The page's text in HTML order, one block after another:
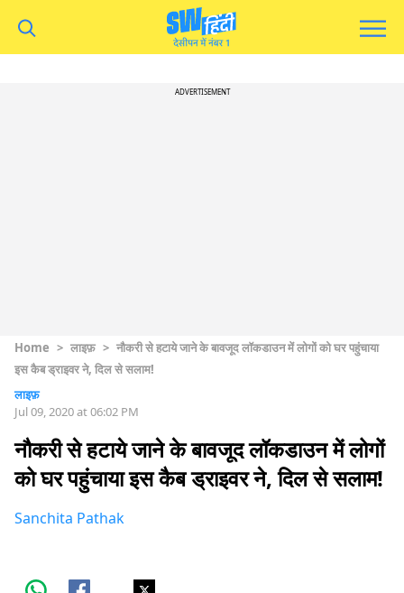
ADVERTISEMENT
Home > लाइफ़ > नौकरी से हटाये जाने के बावजूद लॉकडाउन में लोगों को घर पहुंचाया
इस कैब ड्राइवर ने, दिल से सलाम!
लाइफ़
Jul 09, 2020 at 06:02 PM
नौकरी से हटाये जाने के बावजूद लॉकडाउन में लोगों
को घर पहुंचाया इस कैब ड्राइवर ने, दिल से सलाम!
Sanchita Pathak